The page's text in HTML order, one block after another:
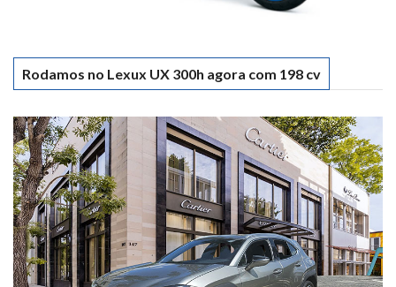
Rodamos no Lexux UX 300h agora com 198 cv